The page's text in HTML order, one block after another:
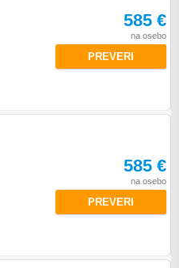
585 €
na osebo
PREVERI
585 €
na osebo
PREVERI